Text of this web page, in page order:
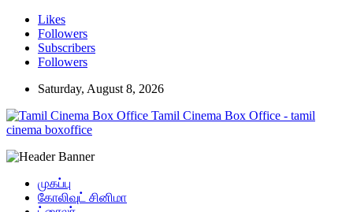
Likes
Followers
Subscribers
Followers
Saturday, August 8, 2026
Tamil Cinema Box Office - tamil
cinema boxoffice
முகப்பு
கோலிவுட் சினிமா